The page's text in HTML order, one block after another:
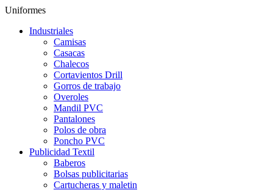
Uniformes
Industriales
Camisas
Casacas
Chalecos
Cortavientos Drill
Gorros de trabajo
Overoles
Mandil PVC
Pantalones
Polos de obra
Poncho PVC
Publicidad Textil
Baberos
Bolsas publicitarias
Cartucheras y maletin